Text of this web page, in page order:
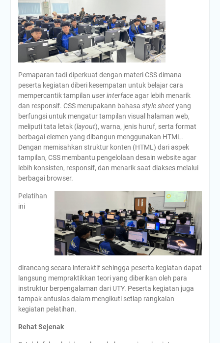
Pemaparan tadi diperkuat dengan materi CSS dimana
peserta kegiatan diberi kesempatan untuk belajar cara
mempercantik tampilan user interfaceagar lebih menarik
dan responsif. CSS merupakann bahasa style sheetyang
berfungsi untuk mengatur tampilan visual halaman web,
meliputi tata letak (layout), warna, jenis huruf, serta format
berbagai elemen yang dibangun menggunakan HTML.
Dengan memisahkan struktur konten (HTML) dari aspek
tampilan, CSS membantu pengelolaan desain website agar
lebih konsisten, responsif, dan menarik saat diakses melalui
berbagai browser.
Pelatihan
ini
dirancang secara interaktif sehingga peserta kegiatan dapat
langsung mempraktikkan teori yang diberikan oleh para
instruktur berpengalaman dari UTY. Peserta kegiatan juga
tampak antusias dalam mengikuti setiap rangkaian
kegiatan pelatihan.
Rehat Sejenak